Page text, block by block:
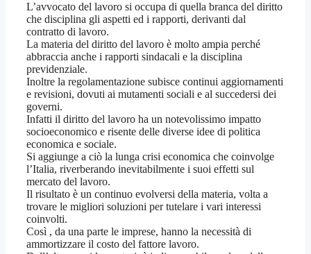
L’avvocato del lavoro si occupa di quella branca del diritto
che disciplina gli aspetti ed i rapporti, derivanti dal
contratto di lavoro.
La materia del diritto del lavoro è molto ampia perché
abbraccia anche i rapporti sindacali e la disciplina
previdenziale.
Inoltre la regolamentazione subisce continui aggiornamenti
e revisioni, dovuti ai mutamenti sociali e al succedersi dei
governi.
Infatti il diritto del lavoro ha un notevolissimo impatto
socioeconomico e risente delle diverse idee di politica
economica e sociale.
Si aggiunge a ciò la lunga crisi economica che coinvolge
l’Italia, riverberando inevitabilmente i suoi effetti sul
mercato del lavoro.
Il risultato è un continuo evolversi della materia, volta a
trovare le migliori soluzioni per tutelare i vari interessi
coinvolti.
Così , da una parte le imprese, hanno la necessità di
ammortizzare il costo del fattore lavoro.